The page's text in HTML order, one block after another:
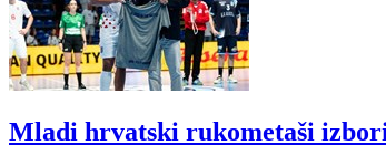
Mladi hrvatski rukometaši